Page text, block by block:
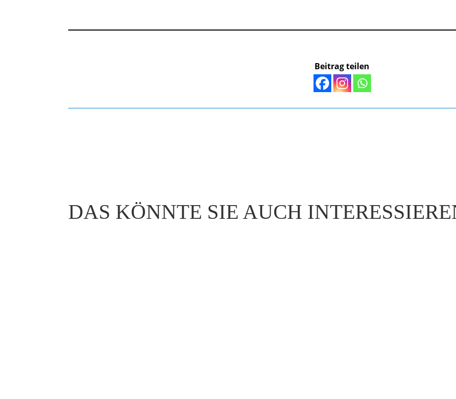
Beitrag teilen
DAS KÖNNTE SIE AUCH